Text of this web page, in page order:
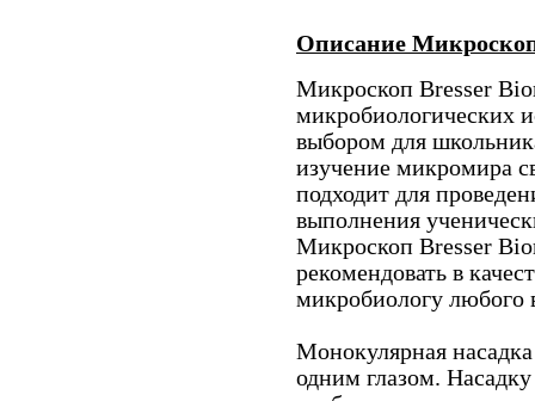
Описание
Микроскоп Bresser
микробиологических
выбором для
изучение микромира
подходит для
выполнения
Микроскоп Bresser
рекомендовать в
микробиологу любого
Монокулярная
одним глазом.